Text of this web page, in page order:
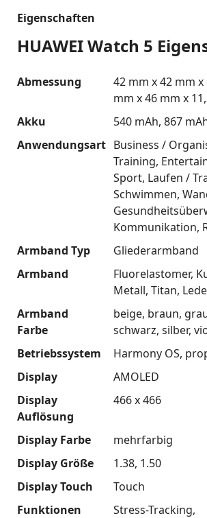
Eigenschaften
HUAWEI Watch 5
Abmessung 42 mm x 42 mm x
mm x 46 mm x
Akku
540 mAh 867
Anwendungsart Business /
Training
Sport Laufen /
Schwimmen
Kommunikation
Armband Typ
Gliederarmband
Armband
Fluorelastomer
Metall Titan
Armband
Farbe
beige braun
schwarz silber
Betriebssystem
Harmony OS
Display
AMOLED
Display
Auflösung
466 x 466
Display Farbe
mehrfarbig
Display Größe
1.38 1.50
Display Touch
Touch
Funktionen
Stress-Tracking